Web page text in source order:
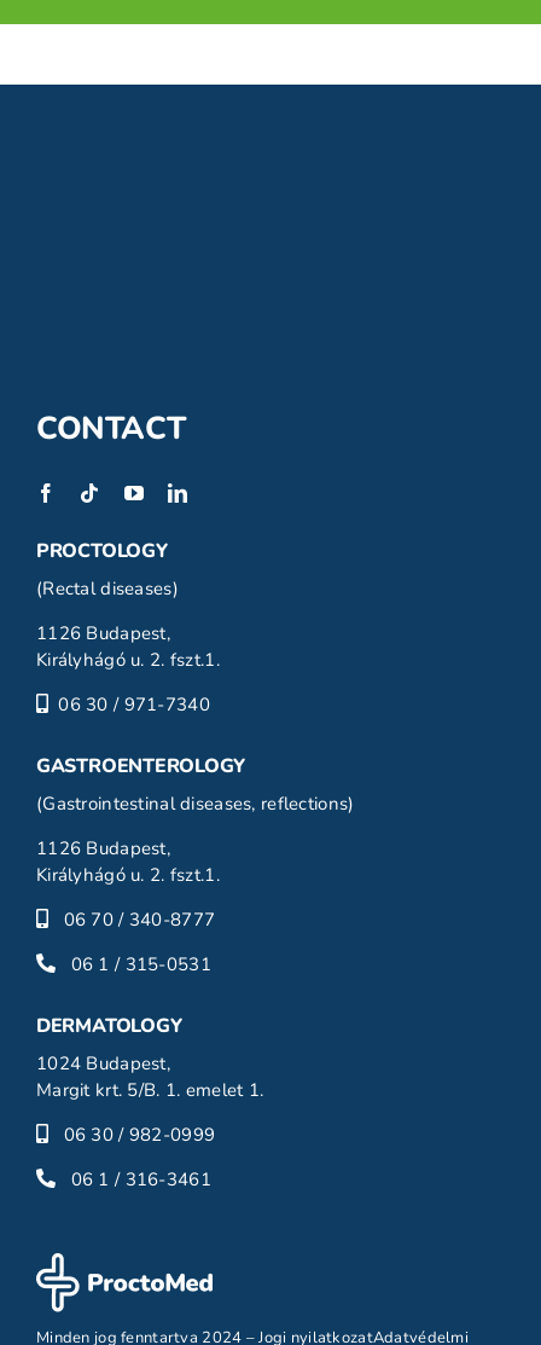
CONTACT
PROCTOLOGY
(Rectal diseases)
1126 Budapest,
Királyhágó u. 2. fszt.1.
06 30 / 971-7340
GASTROENTEROLOGY
(Gastrointestinal diseases, reflections)
1126 Budapest,
Királyhágó u. 2. fszt.1.
06 70 / 340-8777
06 1 / 315-0531
DERMATOLOGY
1024 Budapest,
Margit krt. 5/B. 1. emelet 1.
06 30 / 982-0999
06 1 / 316-3461
Minden jog fenntartva 2024 –Jogi nyilatkozatAdatvédelmi